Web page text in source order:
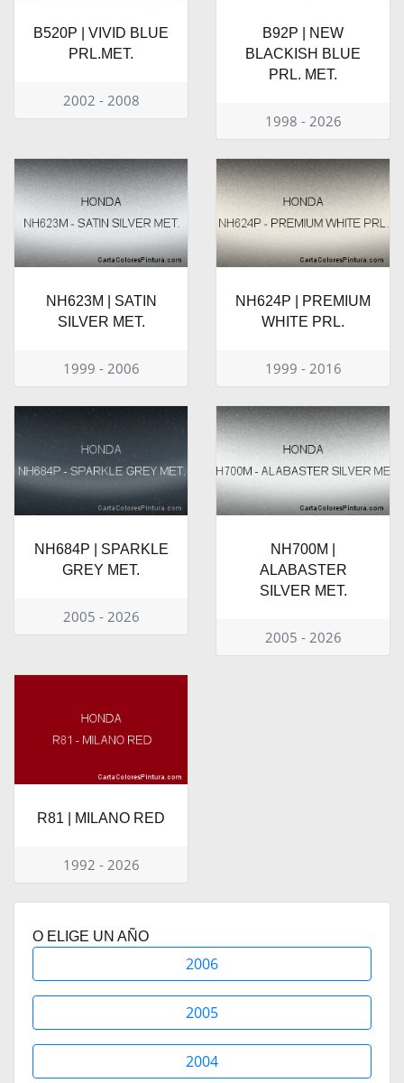
B520P | VIVID BLUE
PRL.MET.
2002 - 2008
B92P | NEW
BLACKISH BLUE
PRL. MET.
1998 - 2026
NH623M | SATIN
SILVER MET.
1999 - 2006
NH624P | PREMIUM
WHITE PRL.
1999 - 2016
NH684P | SPARKLE
GREY MET.
2005 - 2026
NH700M |
ALABASTER
SILVER MET.
2005 - 2026
R81 | MILANO RED
1992 - 2026
O ELIGE UN AÑO
2006
2005
2004